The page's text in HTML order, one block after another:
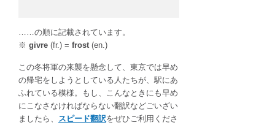
……の順に記載されています。
※ givre (fr.) = frost (en.)
この冬将軍の来襲を懸念して、東京では早め
の帰宅をしようとしている人たちが、駅にあ
ふれている模様。もし、こんなときにも早め
にこなさなければならない翻訳などごいざい
ましたら、
スピード翻訳をぜひご利用くださ